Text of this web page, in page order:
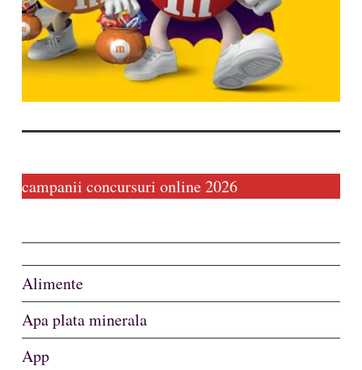
campanii concursuri online 2026
Alimente
Apa plata minerala
App